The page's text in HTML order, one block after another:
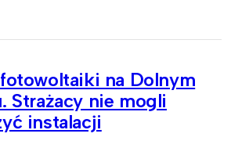
na Dolnym
Strażacy nie mogli
instalacji